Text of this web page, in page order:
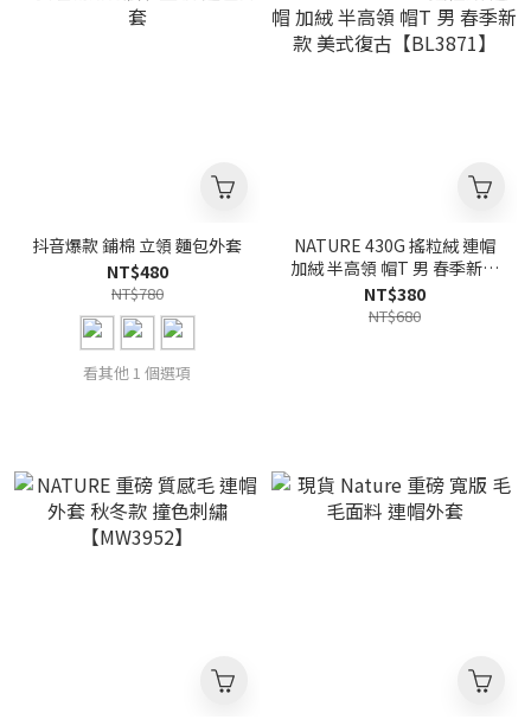
抖音爆款 鋪棉 立領 麵包外套
NT$480
NT$780
看其他 1 個選項
NATURE 430G 搖粒絨 連帽
加絨 半高領 帽T 男 春季新款
美式復古【BL3871】
NT$380
NT$680